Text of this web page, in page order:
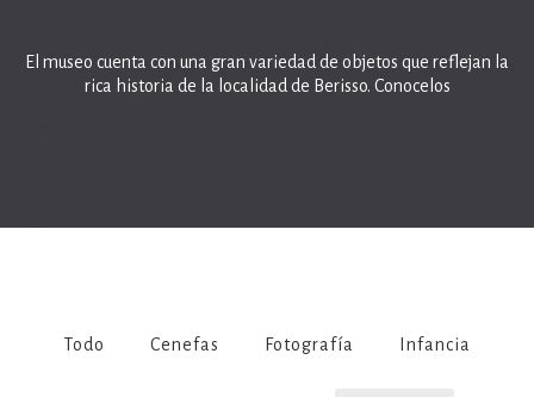
El museo cuenta con una gran variedad de objetos que reflejan la
rica historia de la localidad de Berisso. Conocelos
Todo Cenefas Fotografía Infancia